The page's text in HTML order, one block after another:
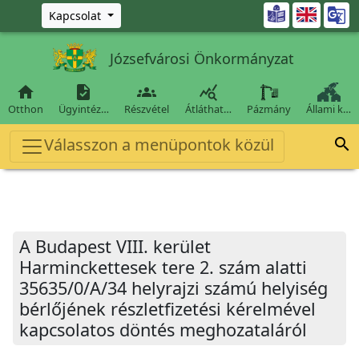
Ugrás a fő tartalomra
Kapcsolat 
Józsefvárosi Önkormányzat

Otthon

Ügyintéz…

Részvétel

Átláthat… Pázmány Állami k…
Válasszon a menüpontok közül 
A Budapest VIII. kerület
Harminckettesek tere 2. szám alatti
35635/0/A/34 helyrajzi számú helyiség
bérlőjének részletfizetési kérelmével
kapcsolatos döntés meghozataláról